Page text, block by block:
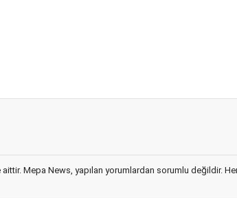
Mepa News, yapılan yorumlardan sorumlu değildir.